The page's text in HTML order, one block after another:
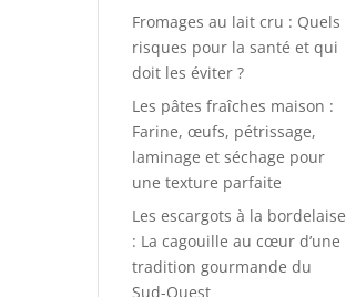
Fromages au lait cru : Quels
risques pour la santé et qui
doit les éviter ?
Les pâtes fraîches maison :
Farine, œufs, pétrissage,
laminage et séchage pour
une texture parfaite
Les escargots à la bordelaise
: La cagouille au cœur d’une
tradition gourmande du
Sud-Ouest